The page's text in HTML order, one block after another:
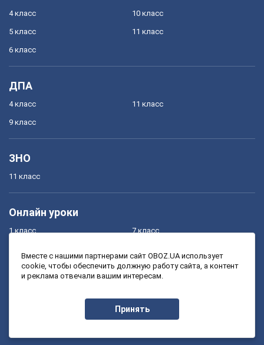
4 класс
5 класс
6 класс
10 класс
11 класс
ДПА
4 класс
9 класс
11 класс
ЗНО
11 класс
Онлайн уроки
1 класс
3 класс
7 класс
9 класс
Вместе с нашими партнерами сайт OBOZ.UA использует
cookie, чтобы обеспечить должную работу сайта, а контент
и реклама отвечали вашим интересам.
Принять